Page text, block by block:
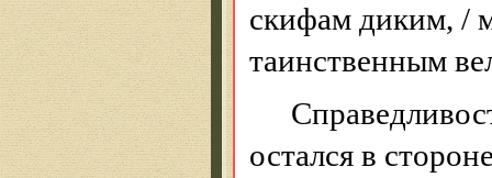
скифам диким, /
таинственным
остался в